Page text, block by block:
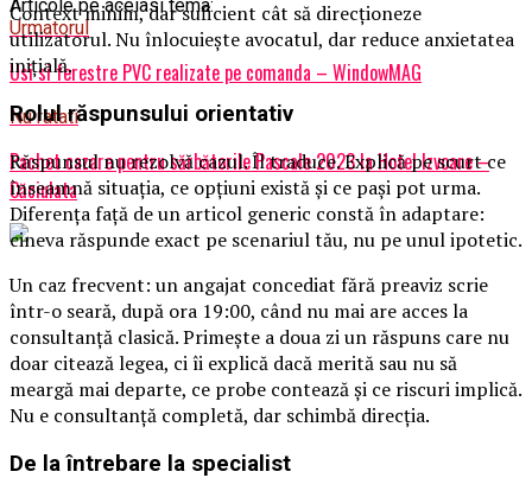
Articole pe aceiasi tema:
Urmatorul
Usi si ferestre PVC realizate pe comanda – WindowMAG
Nu ratati
Pachet cazare pentru sărbătorile Pascale 2023 la Hotel Izvoare –
Căciulata
Context minim, dar suficient cât să direcționeze
utilizatorul. Nu înlocuiește avocatul, dar reduce anxietatea
inițială.
Rolul răspunsului orientativ
Răspunsul nu rezolvă cazul. Îl traduce. Explică pe scurt ce
înseamnă situația, ce opțiuni există și ce pași pot urma.
Diferența față de un articol generic constă în adaptare:
cineva răspunde exact pe scenariul tău, nu pe unul ipotetic.
Un caz frecvent: un angajat concediat fără preaviz scrie
într-o seară, după ora 19:00, când nu mai are acces la
consultanță clasică. Primește a doua zi un răspuns care nu
doar citează legea, ci îi explică dacă merită sau nu să
meargă mai departe, ce probe contează și ce riscuri implică.
Nu e consultanță completă, dar schimbă direcția.
De la întrebare la specialist